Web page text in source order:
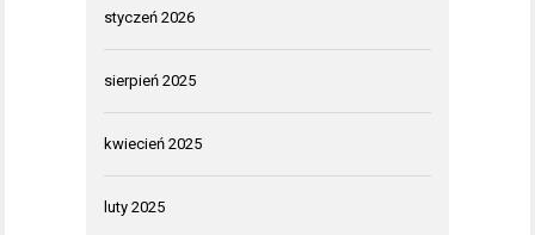
styczeń 2026
sierpień 2025
kwiecień 2025
luty 2025